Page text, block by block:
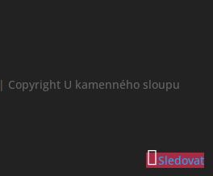
| Copyright U kamenného sloupu
Sledovat